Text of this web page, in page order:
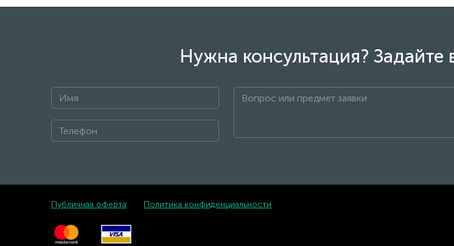
Нужна консультация? Задайте
Публичная оферта Политика конфиденциальности